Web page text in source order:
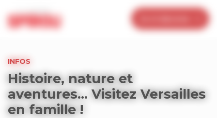
INFOS
Histoire, nature et
aventures… Visitez Versailles
en famille !